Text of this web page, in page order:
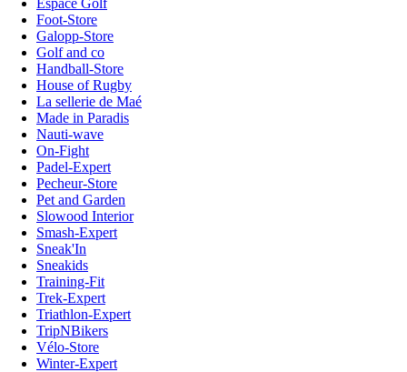
Espace Golf
Foot-Store
Galopp-Store
Golf and co
Handball-Store
House of Rugby
La sellerie de Maé
Made in Paradis
Nauti-wave
On-Fight
Padel-Expert
Pecheur-Store
Pet and Garden
Slowood Interior
Smash-Expert
Sneak'In
Sneakids
Training-Fit
Trek-Expert
Triathlon-Expert
TripNBikers
Vélo-Store
Winter-Expert